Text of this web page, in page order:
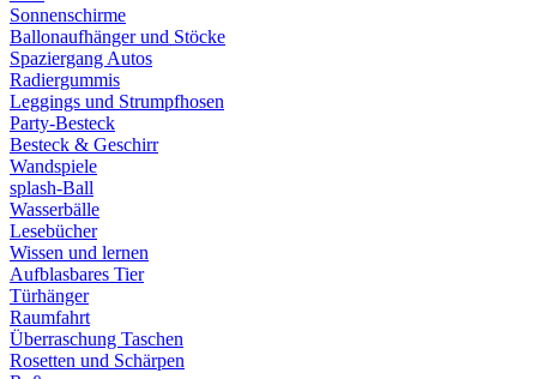
Sonnenschirme
Ballonaufhänger und Stöcke
Spaziergang Autos
Radiergummis
Leggings und Strumpfhosen
Party-Besteck
Besteck & Geschirr
Wandspiele
splash-Ball
Wasserbälle
Lesebücher
Wissen und lernen
Aufblasbares Tier
Türhänger
Raumfahrt
Überraschung Taschen
Rosetten und Schärpen